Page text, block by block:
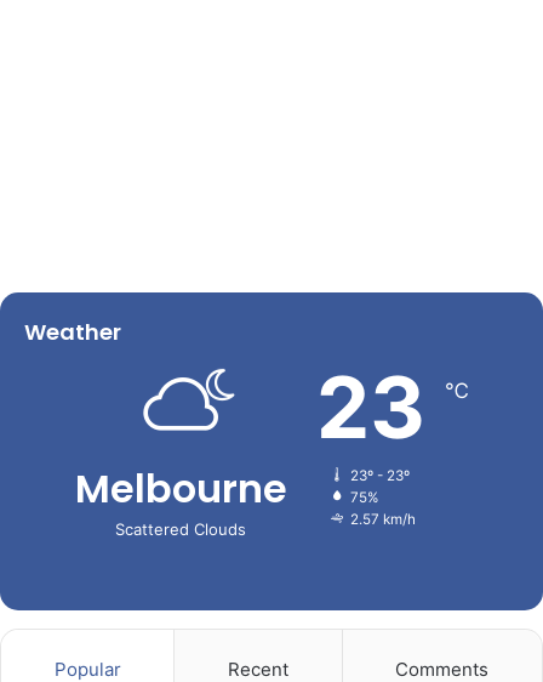
Weather
Melbourne
Scattered Clouds
23 ℃
23º - 23º
75%
2.57 km/h
Popular Recent Comments